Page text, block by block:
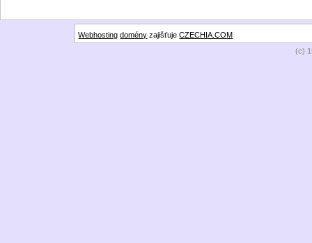
Webhosting domény zajišťujeCZECHIA.COM
(c)